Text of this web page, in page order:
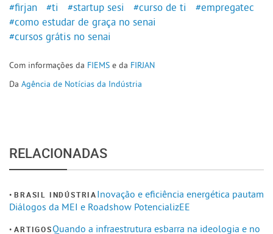
#firjan
#ti #startup sesi #curso de ti
#empregatec
#como estudar de graça no senai
#cursos grátis no senai
Com informações da FIEMS e da FIRJAN
Da Agência de Notícias da Indústria
RELACIONADAS
BRASIL INDÚSTRIAInovação e eficiência energética pautam
Diálogos da MEI e Roadshow PotencializEE
ARTIGOSQuando a infraestrutura esbarra na ideologia e no